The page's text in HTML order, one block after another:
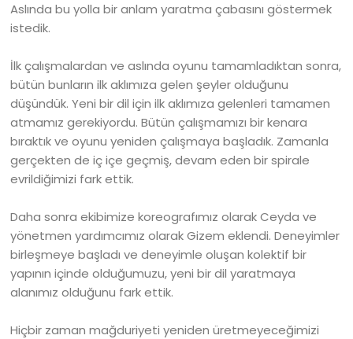
Aslında bu yolla bir anlam yaratma çabasını göstermek
istedik.
İlk çalışmalardan ve aslında oyunu tamamladıktan sonra,
bütün bunların ilk aklımıza gelen şeyler olduğunu
düşündük. Yeni bir dil için ilk aklımıza gelenleri tamamen
atmamız gerekiyordu. Bütün çalışmamızı bir kenara
bıraktık ve oyunu yeniden çalışmaya başladık. Zamanla
gerçekten de iç içe geçmiş, devam eden bir spirale
evrildiğimizi fark ettik.
Daha sonra ekibimize koreografımız olarak Ceyda ve
yönetmen yardımcımız olarak Gizem eklendi. Deneyimler
birleşmeye başladı ve deneyimle oluşan kolektif bir
yapının içinde olduğumuzu, yeni bir dil yaratmaya
alanımız olduğunu fark ettik.
Hiçbir zaman mağduriyeti yeniden üretmeyeceğimizi